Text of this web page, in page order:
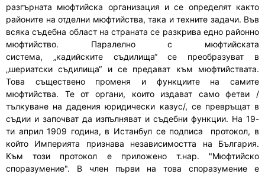
разгърната мюфтийска организация и се определят както
районите на отделни мюфтийства, така итехните задачи. Във
всяка съдебна област на страната се разкрива едно районно
мюфтийство. Паралелно с мюфтийската
система, „кадийските съдилища“ се преобразуват в
„шериатски съдилища“ и се предават към мюфтийствата.
Това съществено променя и функциите на самите
мюфтийства. Те от органи, които издават само фетви /
тълкуване на дадения юридически казус/, се превръщат в
съдии и започват да изпълняват и съдебни функции. На 19-
ти април 1909 година, в Истанбул се подписа протокол, в
който Империята признава независимостта на България.
Към този протокол е приложенот.нар. "Мюфтийско
споразумение". В член първи на това споразумение е